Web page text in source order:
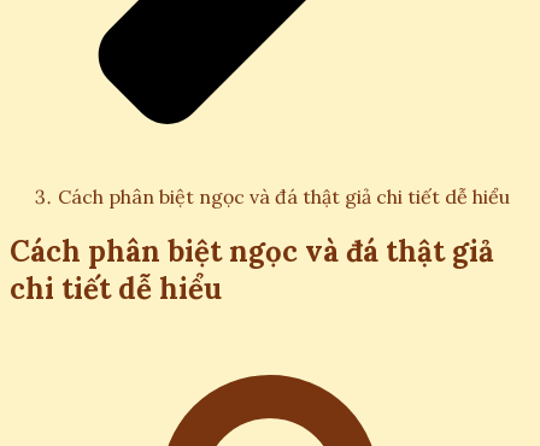
Cách phân biệt ngọc và đá thật giả chi tiết dễ hiểu
Cách phân biệt ngọc và đá thật giả
chi tiết dễ hiểu